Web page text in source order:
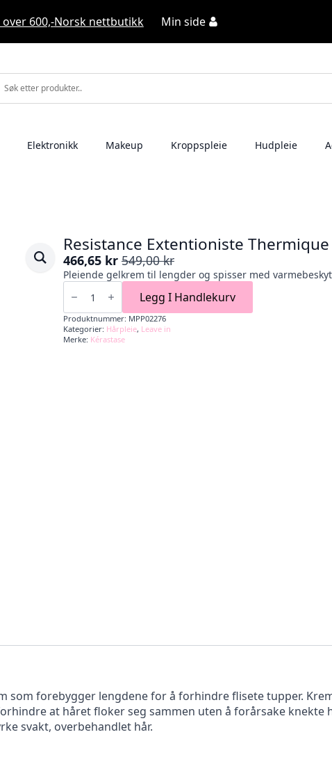
600,-Norsk nettbutikk Min side
Elektronikk Makeup Kroppspleie Hudpleie
Resistance Extentioniste Thermique
549,00kr
Opprinnelig
pris
var:
549,00 kr.
466,65 kr
Nåværende
pris
er:
466,65 kr.
Pleiende gelkrem til lengder og spisser med
Resistance
Extentioniste
Thermique
antall
Legg I Handlekurv
Produktnummer: MPP02276
Kategorier: Hårpleie, Leave in
Merke: Kérastase
som forebygger lengdene for å forhindre flisete tupper.
at håret floker seg sammen uten å forårsake knekte
svakt, overbehandlet hår.